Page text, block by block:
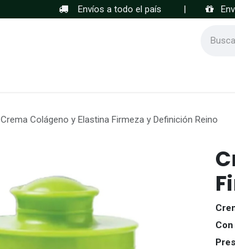
Envíos a todo el país |
Crema Colágeno y Elastina Firmeza y Definición Reino